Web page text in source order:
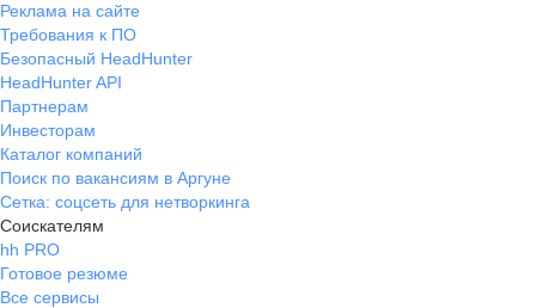
Реклама на сайте
Требования к ПО
Безопасный HeadHunter
HeadHunter API
Партнерам
Инвесторам
Каталог компаний
Поиск по вакансиям в Аргуне
Сетка: соцсеть для нетворкинга
Соискателям
hh PRO
Готовое резюме
Все сервисы